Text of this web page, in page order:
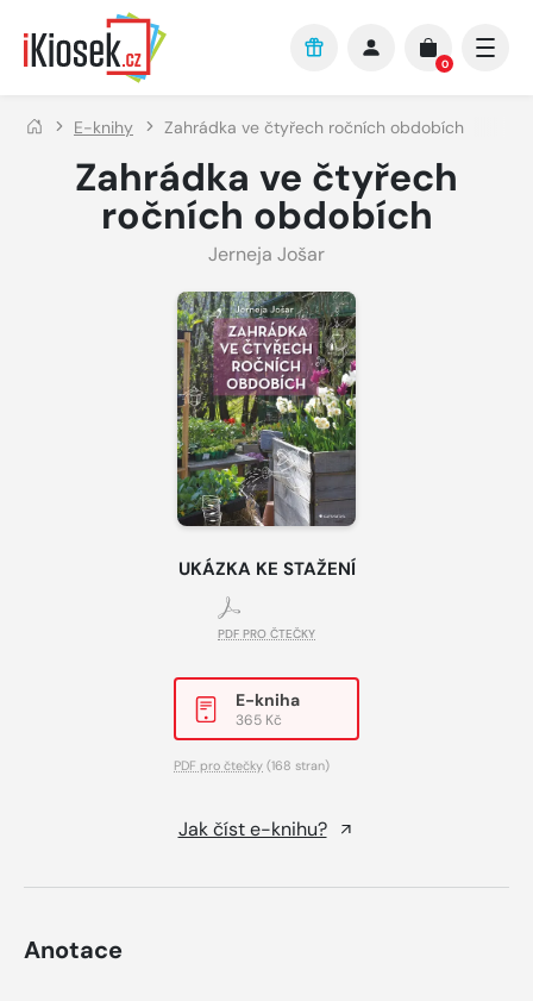
Přejít na hlavní obsah
0
E-knihy Zahrádka ve čtyřech ročních obdobích
Zahrádka ve čtyřech
ročních obdobích
Jerneja Jošar
UKÁZKA KE STAŽENÍ
PDF PRO ČTEČKY
E-kniha
365 Kč
PDF pro čtečky (168 stran)
Jak číst e-knihu?
Anotace